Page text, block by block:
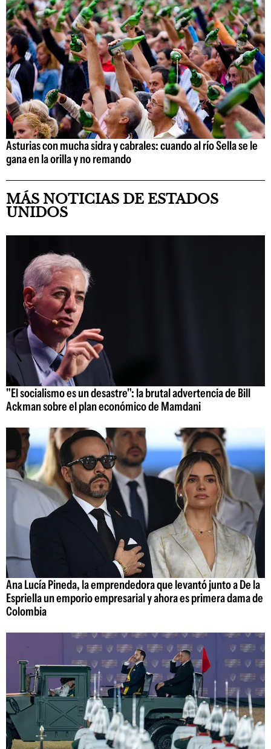
Asturias con mucha sidra y cabrales: cuando al río Sella se le
gana en la orilla y no remando
MÁS NOTICIAS DE ESTADOS
UNIDOS
"El socialismo es un desastre": la brutal advertencia de Bill
Ackman sobre el plan económico de Mamdani
Ana Lucía Pineda, la emprendedora que levantó junto a De la
Espriella un emporio empresarial y ahora es primera dama de
Colombia